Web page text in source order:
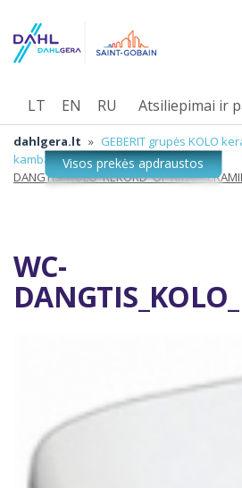
Atsiliepimai ir
LT EN RU
dahlgera.lt » GEBERIT grupės KOLO
kambario įranga » WC-
WC-